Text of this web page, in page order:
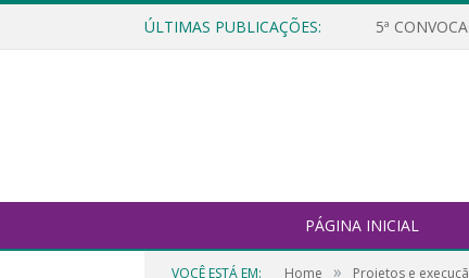
ÚLTIMAS PUBLICAÇÕES: 5ª
PÁGINA INICIAL
VOCÊ ESTÁ EM: Home » Projetos e